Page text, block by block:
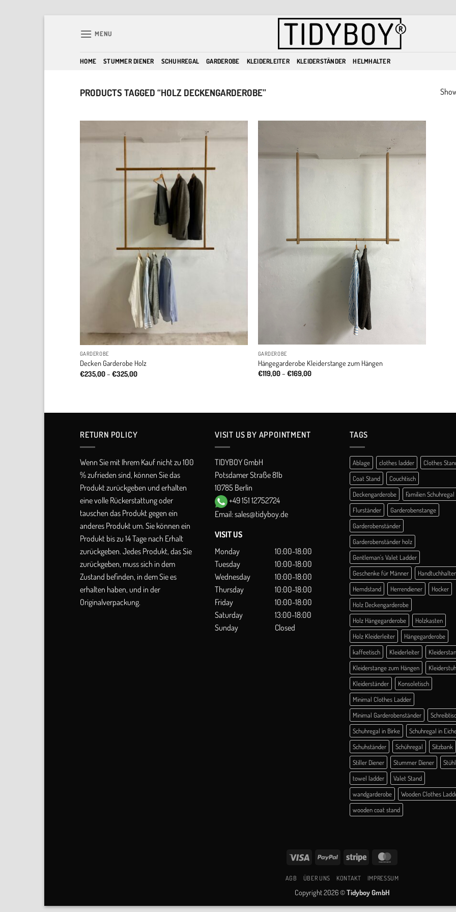
MENU
HOME STUMMER DIENER SCHUHREGAL GARDEROBE KLEIDERLEITER KLEIDERSTÄNDER HELMHALTER
PRODUCTS TAGGED “HOLZ DECKENGARDEROBE”
GARDEROBE
Decken Garderobe Holz
€235,00– €325,00Price
wishlist
GARDEROBE
Hängegarderobe Kleiderstange zum Hängen
€119,00– €169,00Price
RETURN POLICY​
Wenn Sie mit Ihrem Kauf nicht zu 100
% zufrieden sind, können Sie das
Produkt zurückgeben und erhalten
eine volle Rückerstattung oder
tauschen das Produkt gegen ein
anderes Produkt um. Sie können ein
Produkt bis zu 14 Tage nach Erhalt
zurückgeben. Jedes Produkt, das Sie
zurückgeben, muss sich in dem
Zustand befinden, in dem Sie es
erhalten haben, und in der
Originalverpackung.
VISIT US BY APPOINTMENT
TIDYBOY GmbH
Potsdamer Straße 81b
10785 Berlin
+49 151 12752724
Email:sales@tidyboy.de
VISIT US
Monday
10:00-18:00
Tuesday
10:00-18:00
Wednesday
10:00-18:00
Thursday
10:00-18:00
Friday
10:00-18:00
Saturday
13:00-18:00
Sunday
Closed
TAGS
Ablage clothes ladder
Clothes
Coat Stand
Couchtisch
Deckengarderobe
Familien Schuhregal
Flurständer
Garderobenstange
Garderobenständer
Garderobenständer holz
Gentleman's Valet Ladder
Geschenke für Männer
Handtuchhalter
Hemdstand
Herrendiener
Hocker
Holz Deckengarderobe
Holz Hängegarderobe
Holzkasten
Holz Kleiderleiter
Hängegarderobe
kaffeetisch
Kleiderleiter
Kleiderstange zum Hängen
Kleiderständer
Konsoletisch
Minimal Clothes Ladder
Minimal Garderobenständer
Schuhregal in Birke
Schuhregal in
Schuhständer
Schühregal
Sitzbank
Stiller Diener
Stummer Diener
towel ladder
Valet Stand
wandgarderobe
Wooden Clothes
wooden coat stand
Visa PayPal Stripe
AGB ÜBER UNS KONTAKT IMPRESSUM
Copyright 2026 ©Tidyboy GmbH